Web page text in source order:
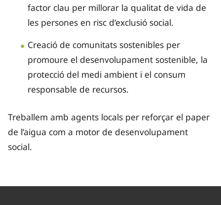
factor clau per millorar la qualitat de vida de
les persones en risc d’exclusió social.
Creació de comunitats sostenibles per
promoure el desenvolupament sostenible, la
protecció del medi ambient i el consum
responsable de recursos.
Treballem amb agents locals per reforçar el paper
de l’aigua com a motor de desenvolupament
social.